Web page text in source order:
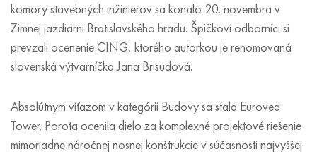
komory stavebných inžinierov sa konalo 20. novembra v
Zimnej jazdiarni Bratislavského hradu. Špičkoví odborníci si
prevzali ocenenie CING, ktorého autorkou je renomovaná
slovenská výtvarníčka Jana Brisudová.
Absolútnym víťazom v kategórii Budovy sa stala Eurovea
Tower. Porota ocenila dielo za komplexné projektové riešenie
mimoriadne náročnej nosnej konštrukcie v súčasnosti najvyššej